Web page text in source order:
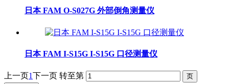
日本 FAM O-S027G 外部倒角测量仪
日本 FAM I-S15G I-S15G 口径测量仪
上一页1下一页 转至第